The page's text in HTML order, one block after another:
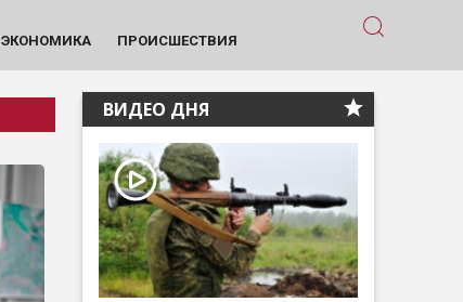
ЭКОНОМИКА ПРОИСШЕСТВИЯ
ВИДЕО ДНЯ